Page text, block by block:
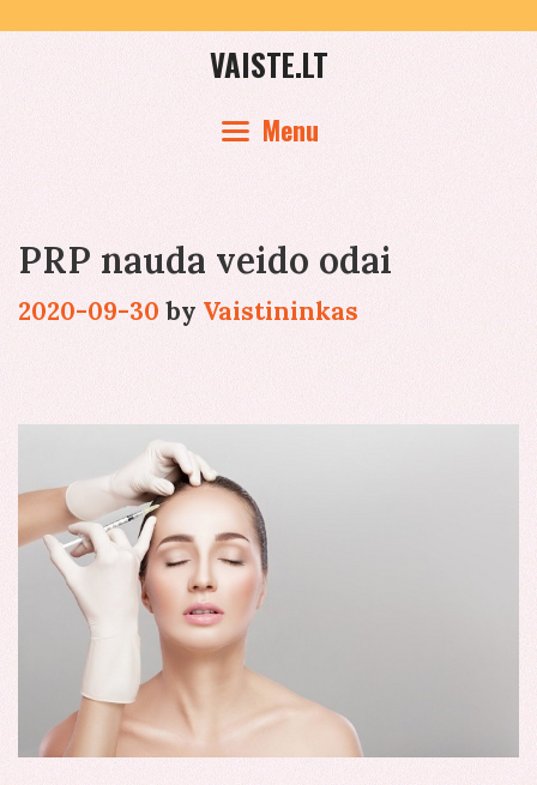
content
VAISTE.LT
Menu
PRP nauda veido odai
2020-09-30 by Vaistininkas